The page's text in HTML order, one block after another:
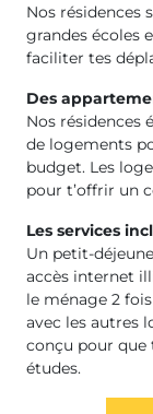
Nos résidences
grandes écoles
faciliter tes
Des
Nos résidences
de logements
budget. Les
pour t’offrir un
Les services
Un petit-
accès internet
le ménage 2
avec les autres
conçu pour que
études.